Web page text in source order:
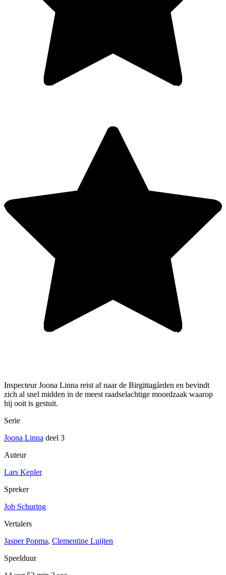
Inspecteur Joona Linna reist af naar de Birgittagården en bevindt
zich al snel midden in de meest raadselachtige moordzaak waarop
hij ooit is gestuit.
Serie
Joona Linna deel 3
Auteur
Lars Kepler
Spreker
Job Schuring
Vertalers
Jasper Popma, Clementine Luijten
Speelduur